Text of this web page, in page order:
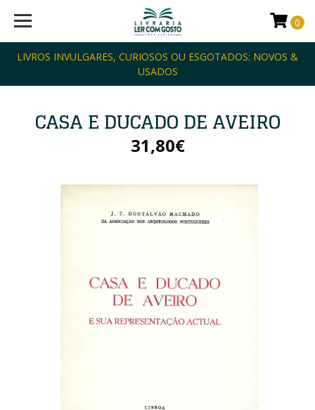
LIVROS INVULGARES, CURIOSOS OU ESGOTADOS: NOVOS &
USADOS
0
CASA E DUCADO DE AVEIRO
31,80€